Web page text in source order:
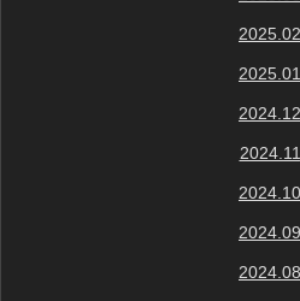
2025.02
2025.01
2024.12
2024.11
2024.10
2024.09
2024.08